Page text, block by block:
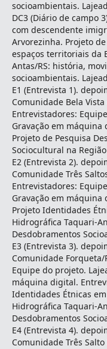
socioambientais.
DC3 (Diário de campo
com descendente
Arvorezinha. Projeto
espaços territoriais da
Antas/RS: história,
socioambientais.
E1 (Entrevista 1).
Comunidade Bela
Entrevistadores:
Gravação em
Projeto de Pesquisa
Sociocultural na
E2 (Entrevista 2).
Comunidade Três
Entrevistadores:
Gravação em
Projeto Identidades
Hidrográfica Taquari-
Desdobramentos
E3 (Entrevista 3).
Comunidade Forqueta/
Equipe do projeto.
máquina digital.
Identidades Étnicas
Hidrográfica Taquari-
Desdobramentos
E4 (Entrevista 4).
Comunidade Três